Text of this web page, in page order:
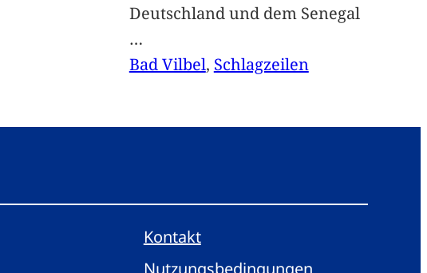
Deutschland und dem Senegal
…
Bad Vilbel, Schlagzeilen
Kontakt